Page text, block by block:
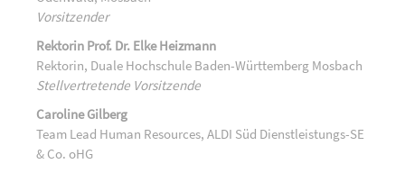
Vorsitzender
Rektorin Prof. Dr. Elke Heizmann
Rektorin, Duale Hochschule Baden-Württemberg Mosbach
Stellvertretende Vorsitzende
Caroline Gilberg
Team Lead Human Resources, ALDI Süd Dienstleistungs-SE
& Co. oHG